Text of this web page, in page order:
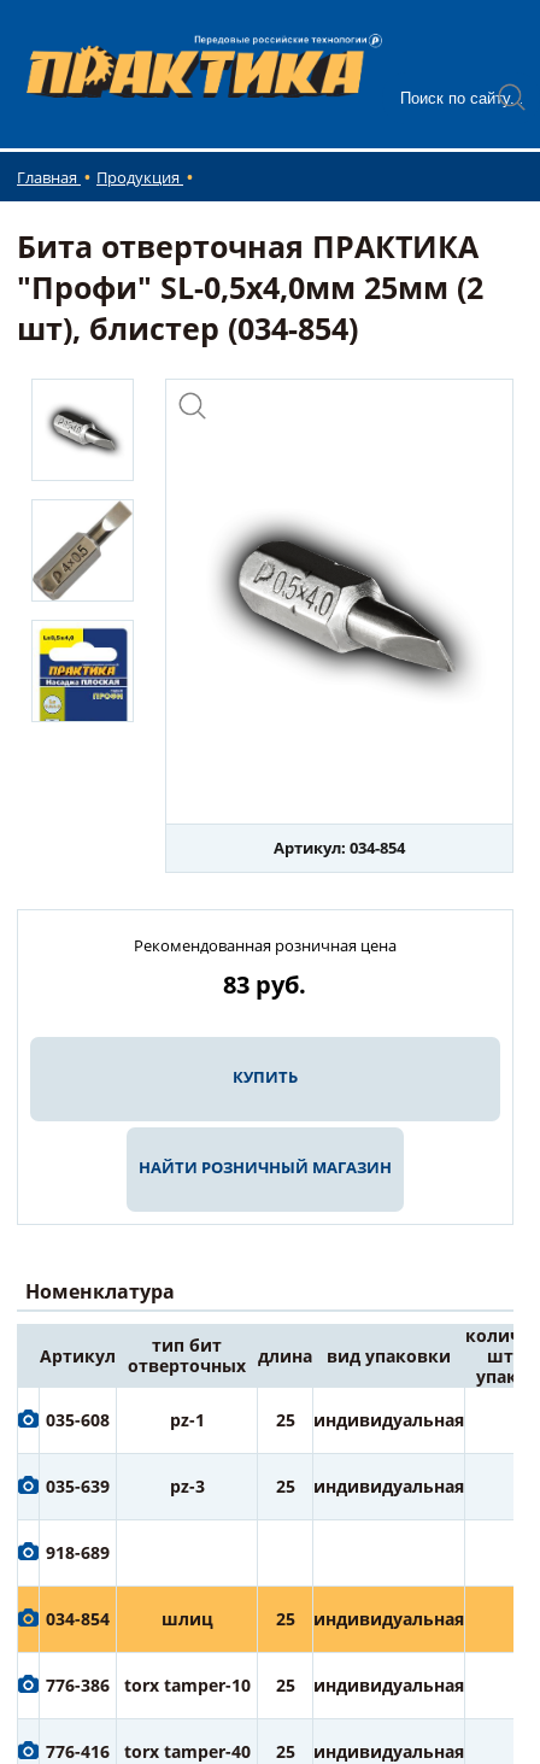
Главная Продукция
Бита отверточная ПРАКТИКА
"Профи" SL-0,5х4,0мм 25мм (2
шт), блистер (034-854)
Артикул: 034-854
Рекомендованная розничная цена
83 руб.
КУПИТЬ
НАЙТИ РОЗНИЧНЫЙ МАГАЗИН
Номенклатура
Артикул
тип бит
отверточных длина вид упаковки
штук
035-608
pz-1 25 индивидуальная
035-639 pz-3 25 индивидуальная
918-689
034-854 шлиц 25 индивидуальная
776-386 torx tamper-10 25 индивидуальная
776-416 torx tamper-40 25 индивидуальная